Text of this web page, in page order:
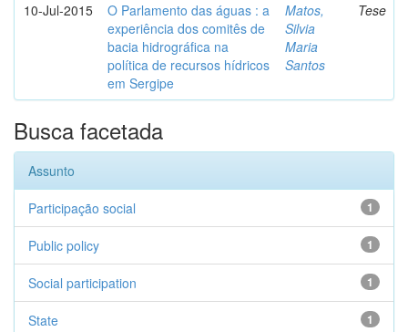
10-Jul-2015
O Parlamento das águas : a
experiência dos comitês de
bacia hidrográfica na
política de recursos hídricos
em Sergipe
Matos,
Silvia
Maria
Santos
Tese
Busca facetada
Assunto
1
Participação social
1
Public policy
1
Social participation
1
State